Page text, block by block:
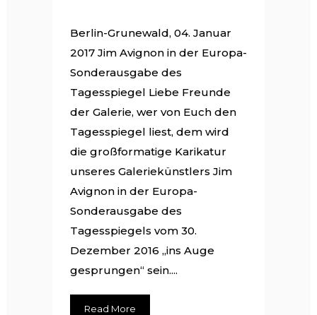
Berlin-Grunewald, 04. Januar
2017 Jim Avignon in der Europa-
Sonderausgabe des
Tagesspiegel Liebe Freunde
der Galerie, wer von Euch den
Tagesspiegel liest, dem wird
die großformatige Karikatur
unseres Galeriekünstlers Jim
Avignon in der Europa-
Sonderausgabe des
Tagesspiegels vom 30.
Dezember 2016 „ins Auge
gesprungen“ sein....
Read More